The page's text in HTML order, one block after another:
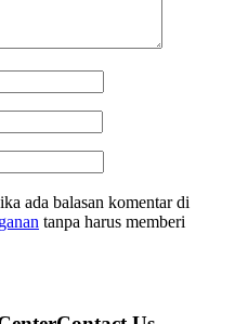
ada balasan komentar di
tanpa harus memberi